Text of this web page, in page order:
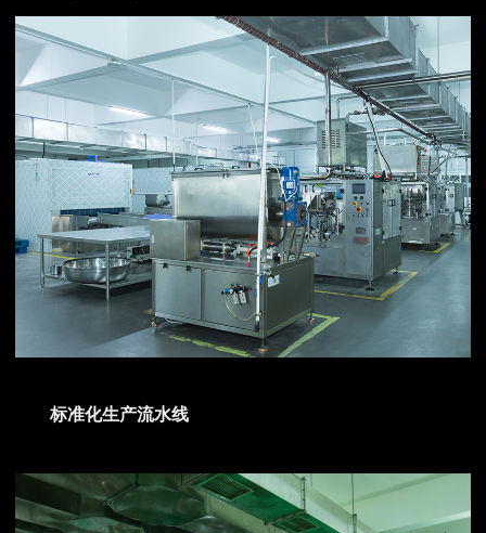
标准化生产流水线